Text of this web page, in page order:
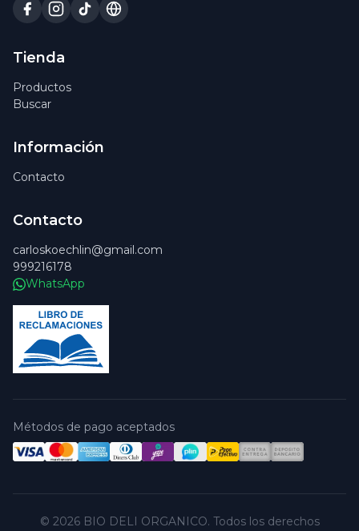
Tienda
Productos
Buscar
Información
Contacto
Contacto
carloskoechlin@gmail.com
999216178
WhatsApp
Métodos de pago aceptados
© 2026 BIO DELI ORGANICO. Todos los derechos